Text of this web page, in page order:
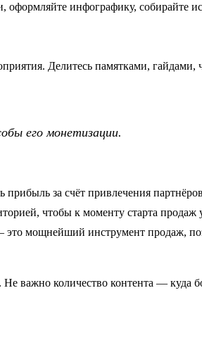
оформляйте инфографику, собирайте
Делитесь памятками, гайдами,
его монетизации.
за счёт привлечения
чтобы к моменту старта продаж
это мощнейший инструмент продаж,
важно количество контента — куда